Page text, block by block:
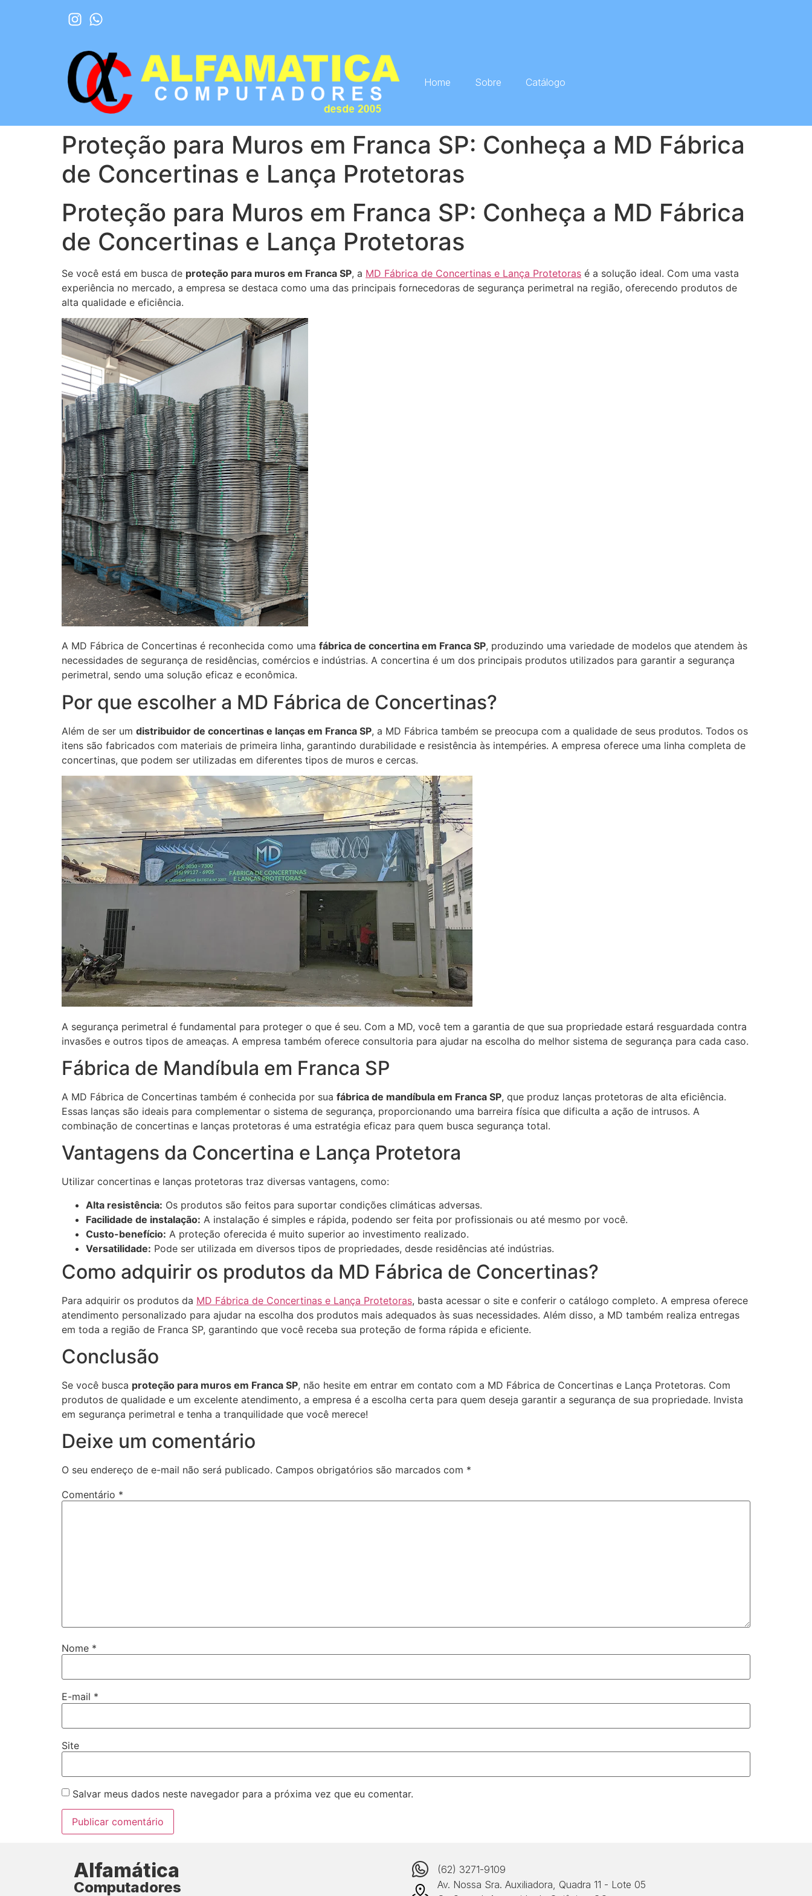
Home Sobre Catálogo
Proteção para Muros em Franca SP: Conheça a MD Fábrica
de Concertinas e Lança Protetoras
Proteção para Muros em Franca SP: Conheça a MD Fábrica
de Concertinas e Lança Protetoras
Se você está em busca de proteção para muros em Franca SP, a MD Fábrica de Concertinas e Lança Protetoras é a solução ideal. Com uma vasta
experiência no mercado, a empresa se destaca como uma das principais fornecedoras de segurança perimetral na região, oferecendo produtos de
alta qualidade e eficiência.
A MD Fábrica de Concertinas é reconhecida como uma fábrica de concertina em Franca SP, produzindo uma variedade de modelos que atendem às
necessidades de segurança de residências, comércios e indústrias. A concertina é um dos principais produtos utilizados para garantir a segurança
perimetral, sendo uma solução eficaz e econômica.
Por que escolher a MD Fábrica de Concertinas?
Além de ser um distribuidor de concertinas e lanças em Franca SP, a MD Fábrica também se preocupa com a qualidade de seus produtos. Todos os
itens são fabricados com materiais de primeira linha, garantindo durabilidade e resistência às intempéries. A empresa oferece uma linha completa de
concertinas, que podem ser utilizadas em diferentes tipos de muros e cercas.
A segurança perimetral é fundamental para proteger o que é seu. Com a MD, você tem a garantia de que sua propriedade estará resguardada contra
invasões e outros tipos de ameaças. A empresa também oferece consultoria para ajudar na escolha do melhor sistema de segurança para cada caso.
Fábrica de Mandíbula em Franca SP
A MD Fábrica de Concertinas também é conhecida por sua fábrica de mandíbula em Franca SP, que produz lanças protetoras de alta eficiência.
Essas lanças são ideais para complementar o sistema de segurança, proporcionando uma barreira física que dificulta a ação de intrusos. A
combinação de concertinas e lanças protetoras é uma estratégia eficaz para quem busca segurança total.
Vantagens da Concertina e Lança Protetora
Utilizar concertinas e lanças protetoras traz diversas vantagens, como:
Alta resistência: Os produtos são feitos para suportar condições climáticas adversas.
Facilidade de instalação: A instalação é simples e rápida, podendo ser feita por profissionais ou até mesmo por você.
Custo-benefício: A proteção oferecida é muito superior ao investimento realizado.
Versatilidade: Pode ser utilizada em diversos tipos de propriedades, desde residências até indústrias.
Como adquirir os produtos da MD Fábrica de Concertinas?
Para adquirir os produtos da MD Fábrica de Concertinas e Lança Protetoras, basta acessar o site e conferir o catálogo completo. A empresa oferece
atendimento personalizado para ajudar na escolha dos produtos mais adequados às suas necessidades. Além disso, a MD também realiza entregas
em toda a região de Franca SP, garantindo que você receba sua proteção de forma rápida e eficiente.
Conclusão
Se você busca proteção para muros em Franca SP, não hesite em entrar em contato com a MD Fábrica de Concertinas e Lança Protetoras. Com
produtos de qualidade e um excelente atendimento, a empresa é a escolha certa para quem deseja garantir a segurança de sua propriedade. Invista
em segurança perimetral e tenha a tranquilidade que você merece!
Deixe um comentário
O seu endereço de e-mail não será publicado. Campos obrigatórios são marcados com *
Comentário *
Nome *
E-mail *
Site
Salvar meus dados neste navegador para a próxima vez que eu comentar.
Alfamática
Computadores
(62) 3271-9109
Av. Nossa Sra. Auxiliadora, Quadra 11 - Lote 05